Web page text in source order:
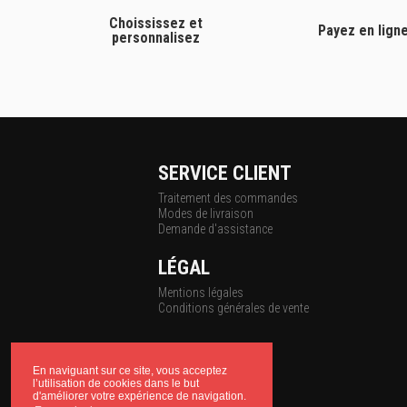
En naviguant sur ce site, vous acceptez
l’utilisation de cookies dans le but
d'améliorer votre expérience de navigation.
Choississez et
personnalisez
Payez en
SERVICE CLIENT
Traitement des commandes
Modes de livraison
Demande d'assistance
LÉGAL
Mentions légales
Conditions générales de vente